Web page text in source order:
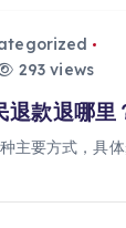
293 views
退款退哪里
主要方式，具